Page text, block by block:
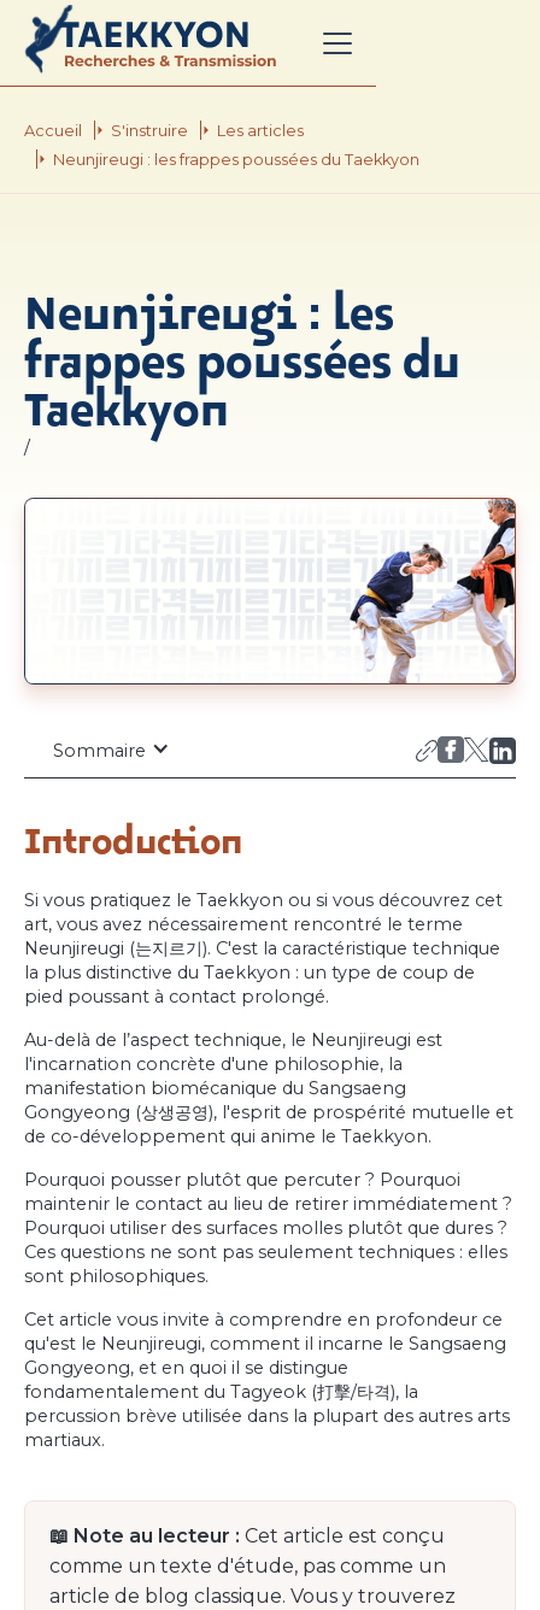
Accueil S'instruire
Les articles
Neunjireugi : les frappes poussées du Taekkyon
Neunjireugi : les
frappes poussées du
Taekkyon
/
Sommaire
Introduction
Si vous pratiquez le Taekkyon ou si vous découvrez cet
art, vous avez nécessairement rencontré le terme
Neunjireugi (는지르기). C'est la caractéristique technique
la plus distinctive du Taekkyon : un type de coup de
pied poussant à contact prolongé.
Au-delà de l’aspect technique, le Neunjireugi est
l'incarnation concrète d'une philosophie, la
manifestation biomécanique du Sangsaeng
Gongyeong (상생공영), l'esprit de prospérité mutuelle et
de co-développement qui anime le Taekkyon.
Pourquoi pousser plutôt que percuter ? Pourquoi
maintenir le contact au lieu de retirer immédiatement ?
Pourquoi utiliser des surfaces molles plutôt que dures ?
Ces questions ne sont pas seulement techniques : elles
sont philosophiques.
Cet article vous invite à comprendre en profondeur ce
qu'est le Neunjireugi, comment il incarne le Sangsaeng
Gongyeong, et en quoi il se distingue
fondamentalement du Tagyeok (打擊/타격), la
percussion brève utilisée dans la plupart des autres arts
martiaux.
📖 Note au lecteur : Cet article est conçu
comme un texte d'étude, pas comme un
article de blog classique. Vous y trouverez